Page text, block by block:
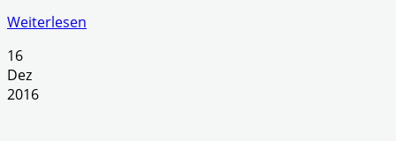
Weiterlesen
16
Dez
2016